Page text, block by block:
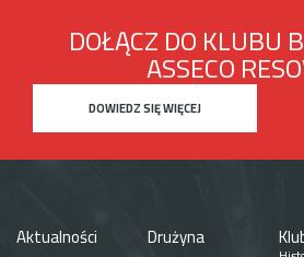
DOŁĄCZ DO KLUBU
ASSECO
DOWIEDZ SIĘ WIĘCEJ
Aktualności Drużyna